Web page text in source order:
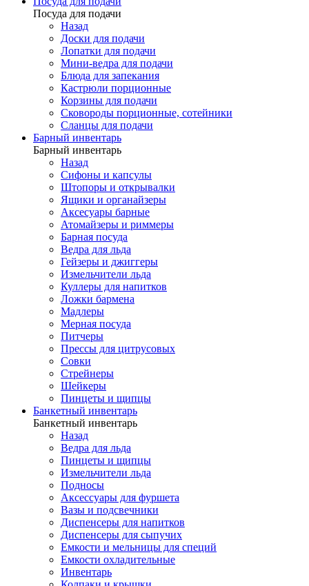
Посуда для подачи
Назад
Доски для подачи
Лопатки для подачи
Мини-ведра для подачи
Блюда для запекания
Кастрюли порционные
Корзины для подачи
Сковороды порционные, сотейники
Сланцы для подачи
Барный инвентарь
Барный инвентарь
Назад
Сифоны и капсулы
Штопоры и открывалки
Ящики и органайзеры
Аксесуары барные
Атомайзеры и риммеры
Барная посуда
Ведра для льда
Гейзеры и джиггеры
Измельчители льда
Куллеры для напитков
Ложки бармена
Мадлеры
Мерная посуда
Питчеры
Прессы для цитрусовых
Совки
Стрейнеры
Шейкеры
Пинцеты и щипцы
Банкетный инвентарь
Банкетный инвентарь
Назад
Ведра для льда
Пинцеты и щипцы
Измельчители льда
Подносы
Аксессуары для фуршета
Вазы и подсвечники
Диспенсеры для напитков
Диспенсеры для сыпучих
Емкости и мельницы для специй
Емкости охладительные
Инвентарь